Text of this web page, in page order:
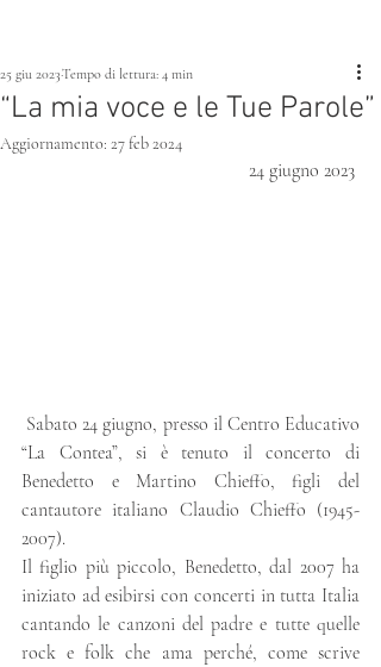
“La mia voce e le Tue Parole”
25 giu 2023Tempo di lettura: 4 min
Aggiornamento: 27 feb 2024
24 giugno 2023
“La Contea”, si è tenuto il concerto di
Benedetto e Martino Chieffo, figli del
cantautore italiano Claudio Chieffo (1945-
2007).
Il figlio più piccolo, Benedetto, dal 2007 ha
iniziato ad esibirsi con concerti in tutta Italia
cantando le canzoni del padre e tutte quelle
rock e folk che ama perché, come scrive